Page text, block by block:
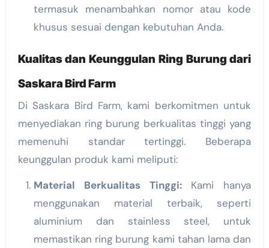
termasuk menambahkan nomor atau kode
khusus sesuai dengan kebutuhan Anda.
Kualitas dan Keunggulan Ring Burung dari
Saskara Bird Farm
Di Saskara Bird Farm, kami berkomitmen untuk
menyediakan ring burung berkualitas tinggi yang
memenuhi standar tertinggi. Beberapa
keunggulan produk kami meliputi:
Material Berkualitas Tinggi:Kami hanya
menggunakan material terbaik, seperti
aluminium dan stainless steel, untuk
memastikan ring burung kami tahan lama dan